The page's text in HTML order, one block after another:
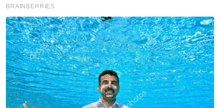
kesemua 1,712 pegawai dan anggota sudah
mengambil suntikan vaksin untuk dos
pertama manakala 20 peratus masih belum
selesai untuk suntikan dos kedua.
Artikel Berkaitan:
35 kertas siasatan babit kerugian RM2.2 juta
Masalah gula di Kelantan hampir selesai - KPDN
Bernhardt geleng kepala prestasi TRW di Kota Bharu